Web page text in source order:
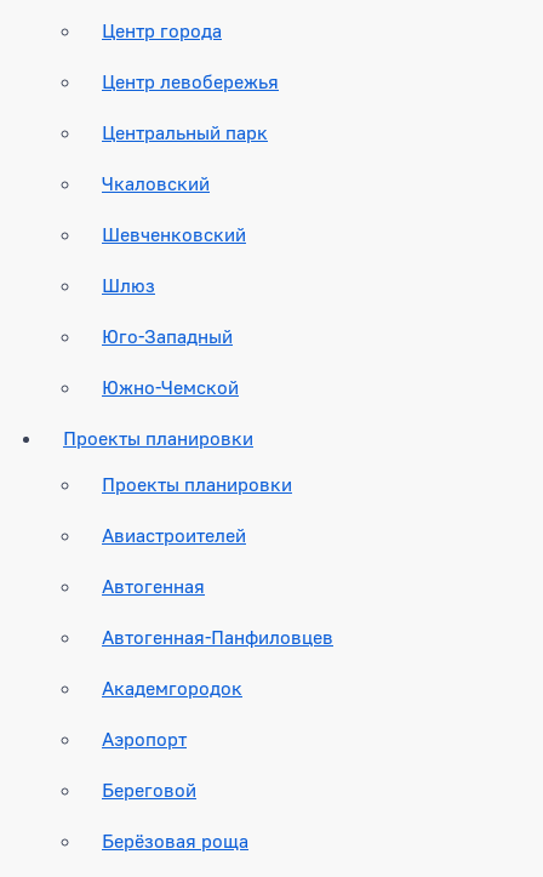
Центр города
Центр левобережья
Центральный парк
Чкаловский
Шевченковский
Шлюз
Юго-Западный
Южно-Чемской
Проекты планировки
Проекты планировки
Авиастроителей
Автогенная
Автогенная-Панфиловцев
Академгородок
Аэропорт
Береговой
Берёзовая роща